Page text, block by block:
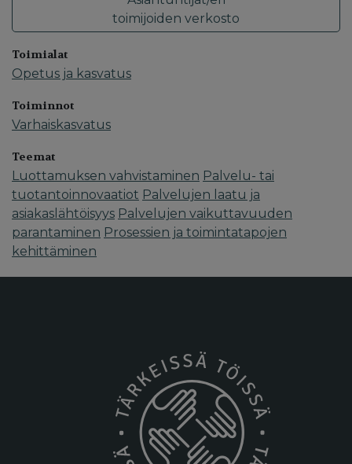
toimijoiden verkosto
Toimialat
Opetus ja kasvatus
Toiminnot
Varhaiskasvatus
Teemat
Luottamuksen vahvistaminen Palvelu- tai
tuotantoinnovaatiot Palvelujen laatu ja
asiakaslähtöisyys Palvelujen vaikuttavuuden
parantaminen Prosessien ja toimintatapojen
kehittäminen